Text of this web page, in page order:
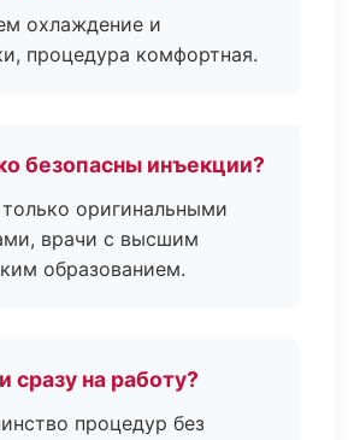
охлаждение и
процедура комфортная.
безопасны инъекции?
оригинальными
врачи с высшим
образованием.
сразу на работу?
процедур без